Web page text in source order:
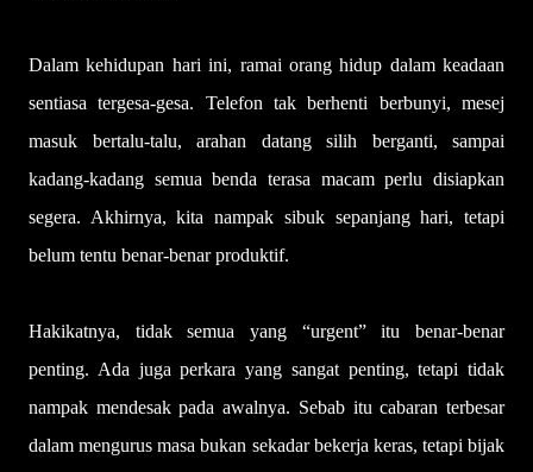
Dalam kehidupan hari ini, ramai orang hidup dalam keadaan
sentiasa tergesa-gesa. Telefon tak berhenti berbunyi, mesej
masuk bertalu-talu, arahan datang silih berganti, sampai
kadang-kadang semua benda terasa macam perlu disiapkan
segera. Akhirnya, kita nampak sibuk sepanjang hari, tetapi
belum tentu benar-benar produktif.
Hakikatnya, tidak semua yang “urgent” itu benar-benar
penting. Ada juga perkara yang sangat penting, tetapi tidak
nampak mendesak pada awalnya. Sebab itu cabaran terbesar
dalam mengurus masa bukan sekadar bekerja keras, tetapi bijak